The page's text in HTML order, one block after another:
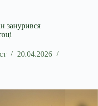
занурився
20.04.2026